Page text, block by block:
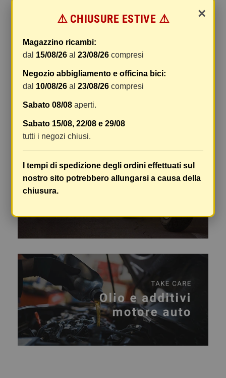
×
⚠️ CHIUSURE ESTIVE ⚠️
Magazzino ricambi:
dal 15/08/26 al23/08/26 compresi
Negozio abbigliamento e officina bici:
dal 10/08/26 al23/08/26 compresi
Sabato 08/08 aperti.
Sabato 15/08, 22/08 e 29/08
tutti i negozi chiusi.
I tempi di spedizione degli ordini effettuati sul
nostro sito potrebbero allungarsi a causa della
chiusura.